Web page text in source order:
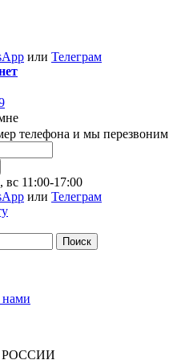
или Телеграм
телефона и мы перезвоним
вс 11:00-17:00
или Телеграм
Поиск
нами